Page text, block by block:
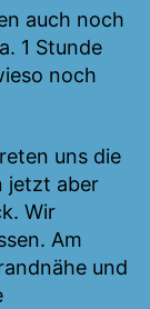
auch noch
1 Stunde
noch
uns die
jetzt aber
Wir
Am
und